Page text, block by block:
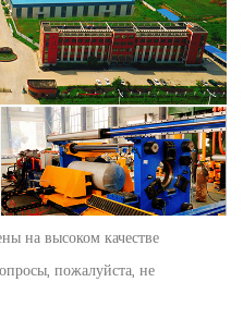
на высоком качестве
пожалуйста, не